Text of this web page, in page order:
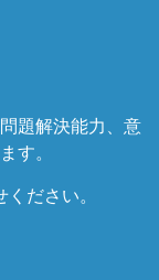
題解決能力、意
す。
ださい。